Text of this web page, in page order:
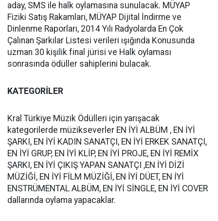
aday, SMS ile halk oylamasına sunulacak. MÜYAP
Fiziki Satış Rakamları, MÜYAP Dijital İndirme ve
Dinlenme Raporları, 2014 Yılı Radyolarda En Çok
Çalınan Şarkılar Listesi verileri ışığında Konusunda
uzman 30 kişilik final jürisi ve Halk oylaması
sonrasında ödüller sahiplerini bulacak.
KATEGORİLER
Kral Türkiye Müzik Ödülleri için yarışacak
kategorilerde müzikseverler EN İYİ ALBÜM , EN İYİ
ŞARKI, EN İYİ KADIN SANATÇI, EN İYİ ERKEK SANATÇI,
EN İYİ GRUP, EN İYİ KLİP, EN İYİ PROJE, EN İYİ REMİX
ŞARKI, EN İYİ ÇIKIŞ YAPAN SANATÇI ,EN İYİ DİZİ
MÜZİĞİ, EN İYİ FİLM MÜZİĞİ, EN İYİ DÜET, EN İYİ
ENSTRÜMENTAL ALBÜM, EN İYİ SİNGLE, EN İYİ COVER
dallarında oylama yapacaklar.